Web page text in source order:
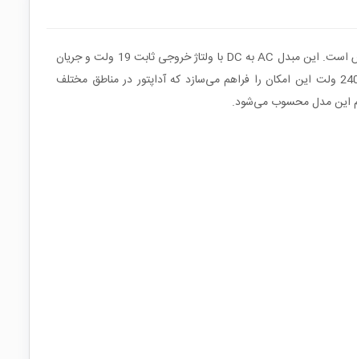
آداپتور مدل PA-1300-04 از شرکت تایوانی Lite-On یکی از آداپتورهای باکیفیت و خوش‌نام در حوزه منابع تغذیه لپ‌تاپی و تجهیزات الکترونیکی حساس است. این مبدل AC به DC با ولتاژ خروجی ثابت 19 ولت و جریان
1.58 آمپر، توان خروجی 30 وات را فراهم می‌کند که برای دستگاه‌هایی با مصرف کم تا متوسط ایده‌آل است. محدوده ورودی گسترده بین 100 تا 240 ولت این امکان را فراهم می‌سازد که آداپتور در مناطق مختلف
مهم این مدل محسوب می‌شود.